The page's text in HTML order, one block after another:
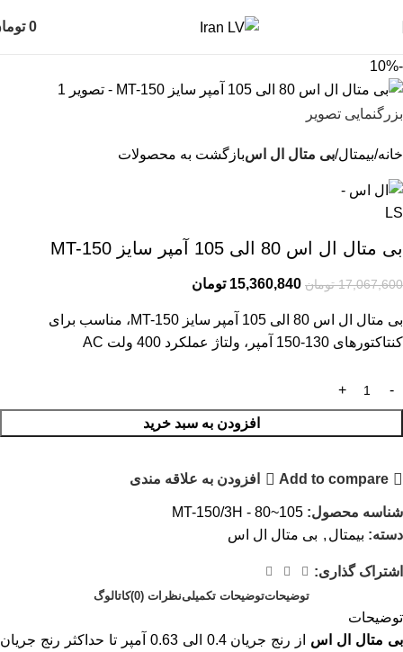
0
-10%
بزرگنمایی تصویر
خانه بیمتال بی متال ال اسبازگشت به محصولات
بی متال ال اس 80 الی 105 آمپر سایز MT-150
17,067,600 تومان 15,360,840 تومان
بی متال ال اس 80 الی 105 آمپر سایز MT-150، مناسب برای
کنتاکتورهای 130-150 آمپر، ولتاژ عملکرد 400 ولت AC
افزودن به سبد خرید
Add to compare افزودن به علاقه مندی
شناسه محصول: MT-150/3H - 80~105
دسته: بیمتال , بی متال ال اس
اشتراک گذاری:
توضیحاتتوضیحات تکمیلینظرات (0) کاتالوگ
توضیحات
بی متال ال اس
از رنج جریان 0.4 الی 0.63 آمپر تا حداکثر رنج جریان